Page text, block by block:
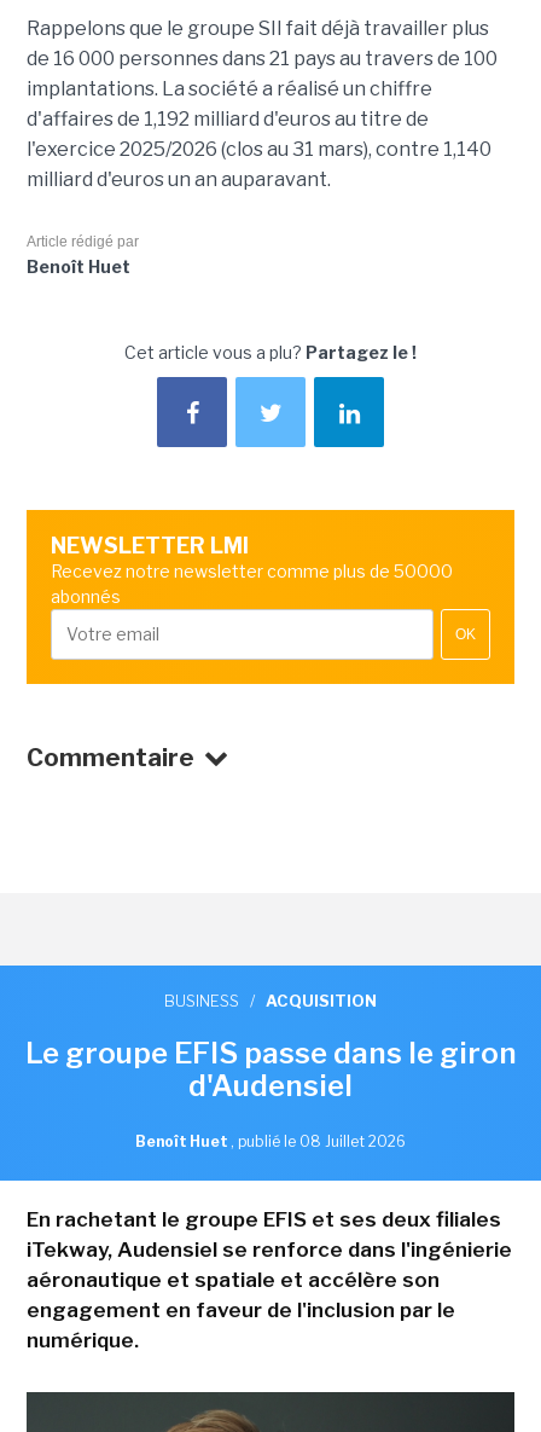
Rappelons que le groupe SII fait déjà travailler plus
de 16 000 personnes dans 21 pays au travers de 100
implantations. La société a réalisé un chiffre
d'affaires de 1,192 milliard d'euros au titre de
l'exercice 2025/2026 (clos au 31 mars), contre 1,140
milliard d'euros un an auparavant.
Article rédigé par
Benoît Huet
Cet article vous a plu? Partagez le !
NEWSLETTER LMI
Recevez notre newsletter comme plus de 50000
abonnés
OK
Commentaire
BUSINESS / ACQUISITION
Le groupe EFIS passe dans le giron
d'Audensiel
Benoît Huet , publié le 08 Juillet 2026
En rachetant le groupe EFIS et ses deux filiales
iTekway, Audensiel se renforce dans l'ingénierie
aéronautique et spatiale et accélère son
engagement en faveur de l'inclusion par le
numérique.